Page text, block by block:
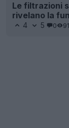
Le filtrazioni
rivelano la
4 5 0